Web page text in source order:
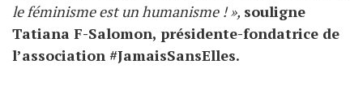
le féminisme est un humanisme ! », souligne
Tatiana F-Salomon, présidente-fondatrice de
l’association #JamaisSansElles.